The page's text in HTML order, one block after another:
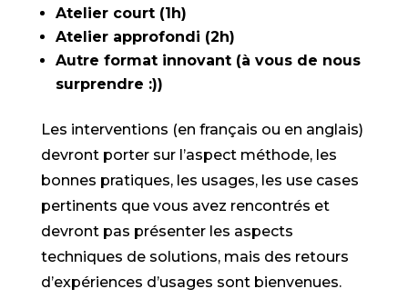
Atelier court (1h)
Atelier approfondi (2h)
Autre format innovant (à vous de nous
surprendre :))
Les interventions (en français ou en anglais)
devront porter sur l’aspect méthode, les
bonnes pratiques, les usages, les use cases
pertinents que vous avez rencontrés et
devront pas présenter les aspects
techniques de solutions, mais des retours
d’expériences d’usages sont bienvenues.